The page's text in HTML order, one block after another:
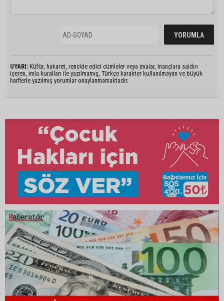
UYARI: Küfür, hakaret, rencide edici cümleler veya imalar, inançlara saldırı
içeren, imla kuralları ile yazılmamış, Türkçe karakter kullanılmayan ve büyük
harflerle yazılmış yorumlar onaylanmamaktadır.